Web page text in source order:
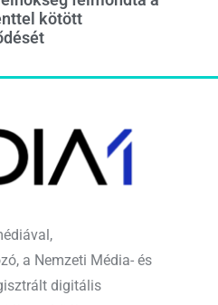
kötött
a Nemzeti Média- és
digitális